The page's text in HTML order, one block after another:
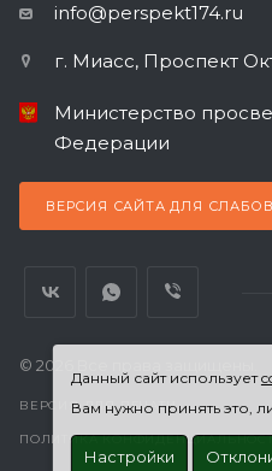
Данный сайт использует
Вам нужно принять это,
Настройки
info@perspekt174.ru
г. Миасс, Проспект
Министерство
Федерации
ВЕРСИЯ САЙТА ДЛЯ
© 2026 Все права защищены.
ВЕРСИЯ ДЛЯ ПЕЧАТИ
ПОЛИТИКА